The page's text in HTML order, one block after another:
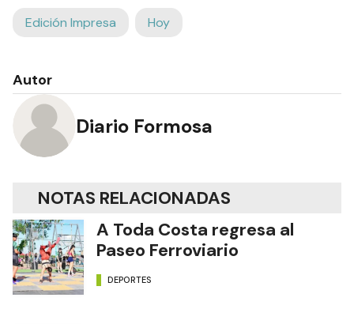
Edición Impresa Hoy
Autor
Diario Formosa
NOTAS RELACIONADAS
A Toda Costa regresa al
Paseo Ferroviario
DEPORTES